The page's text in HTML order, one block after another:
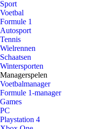
Sport
Voetbal
Formule 1
Autosport
Tennis
Wielrennen
Schaatsen
Wintersporten
Managerspelen
Voetbalmanager
Formule 1-manager
Games
PC
Playstation 4